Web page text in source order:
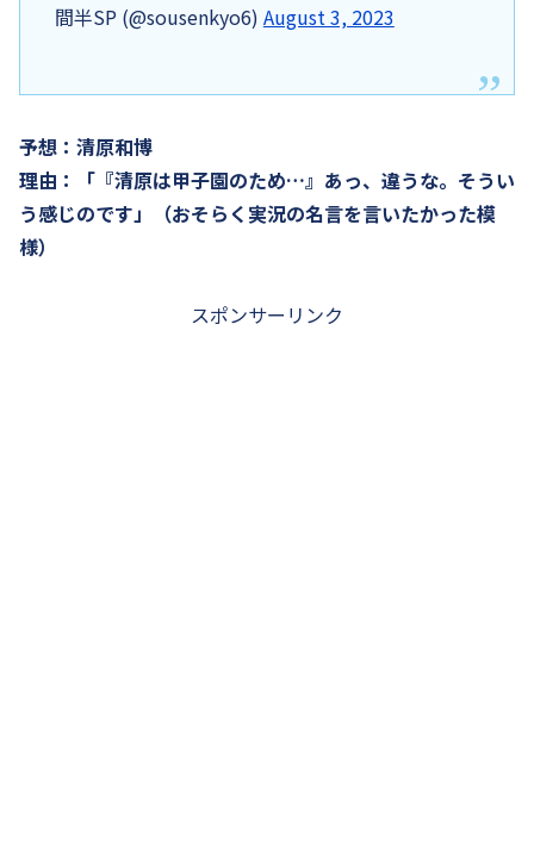
間半SP (@sousenkyo6) August 3, 2023
予想：清原和博
理由：「『清原は甲子園のため…』あっ、違うな。そうい
う感じのです」（おそらく実況の名言を言いたかった模
様）
スポンサーリンク